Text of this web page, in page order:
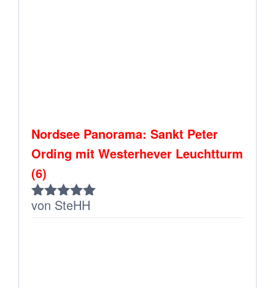
Nordsee Panorama: Sankt Peter
Ording mit Westerhever Leuchtturm
(6)
Bewertet
von SteHH